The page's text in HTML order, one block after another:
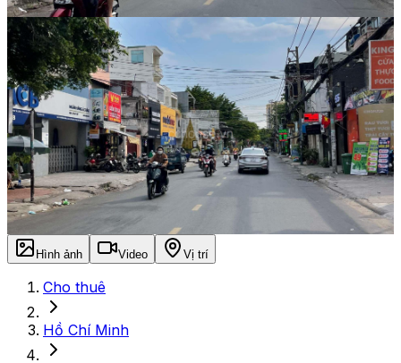
Hình ảnh Video Vị trí
Cho thuê
Hồ Chí Minh